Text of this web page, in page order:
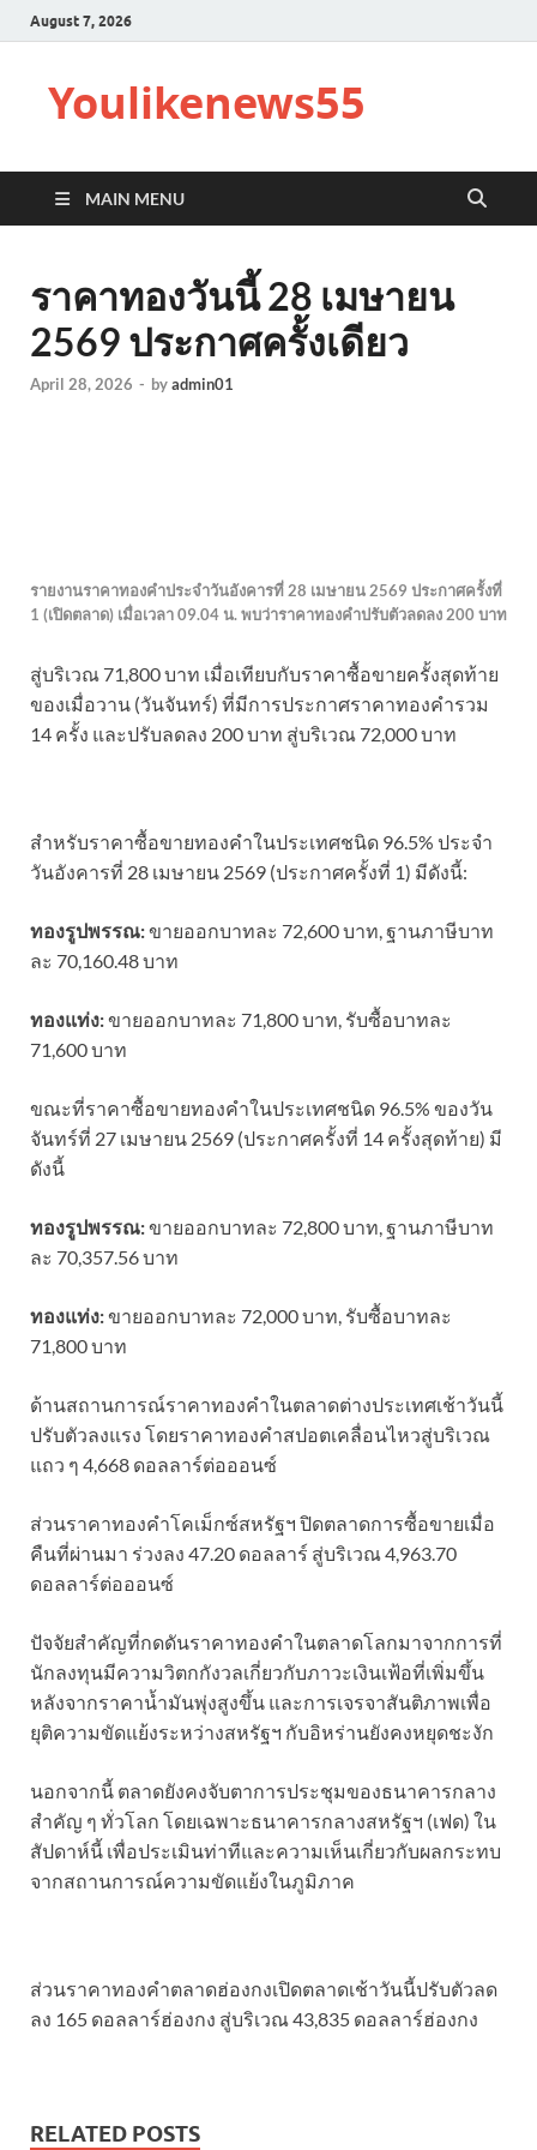
August 7, 2026
Youlikenews55
MAIN MENU
ราคาทองวันนี้ 28 เมษายน
2569 ประกาศครั้งเดียว
April 28, 2026 - byadmin01
รายงานราคาทองคำประจำวันอังคารที่ 28 เมษายน 2569 ประกาศครั้งที่
1 (เปิดตลาด) เมื่อเวลา 09.04 น. พบว่าราคาทองคำปรับตัวลดลง 200 บาท
สู่บริเวณ 71,800 บาท เมื่อเทียบกับราคาซื้อขายครั้งสุดท้าย
ของเมื่อวาน (วันจันทร์) ที่มีการประกาศราคาทองคำรวม
14 ครั้ง และปรับลดลง 200 บาท สู่บริเวณ 72,000 บาท
สำหรับราคาซื้อขายทองคําในประเทศชนิด 96.5% ประจำ
วันอังคารที่ 28 เมษายน 2569 (ประกาศครั้งที่ 1) มีดังนี้:
ทองรูปพรรณ:ขายออกบาทละ 72,600 บาท, ฐานภาษีบาท
ละ 70,160.48 บาท
ทองแท่ง:ขายออกบาทละ 71,800 บาท, รับซื้อบาทละ
71,600 บาท
ขณะที่ราคาซื้อขายทองคําในประเทศชนิด 96.5% ของวัน
จันทร์ที่ 27 เมษายน 2569 (ประกาศครั้งที่ 14 ครั้งสุดท้าย) มี
ดังนี้
ทองรูปพรรณ:ขายออกบาทละ 72,800 บาท, ฐานภาษีบาท
ละ 70,357.56 บาท
ทองแท่ง:ขายออกบาทละ 72,000 บาท, รับซื้อบาทละ
71,800 บาท
ด้านสถานการณ์ราคาทองคำในตลาดต่างประเทศเช้าวันนี้
ปรับตัวลงแรง โดยราคาทองคำสปอตเคลื่อนไหวสู่บริเวณ
แถว ๆ 4,668 ดอลลาร์ต่อออนซ์
ส่วนราคาทองคำโคเม็กซ์สหรัฐฯ ปิดตลาดการซื้อขายเมื่อ
คืนที่ผ่านมา ร่วงลง 47.20 ดอลลาร์ สู่บริเวณ 4,963.70
ดอลลาร์ต่อออนซ์
ปัจจัยสำคัญที่กดดันราคาทองคำในตลาดโลกมาจากการที่
นักลงทุนมีความวิตกกังวลเกี่ยวกับภาวะเงินเฟ้อที่เพิ่มขึ้น
หลังจากราคาน้ำมันพุ่งสูงขึ้น และการเจรจาสันติภาพเพื่อ
ยุติความขัดแย้งระหว่างสหรัฐฯ กับอิหร่านยังคงหยุดชะงัก
นอกจากนี้ ตลาดยังคงจับตาการประชุมของธนาคารกลาง
สำคัญ ๆ ทั่วโลก โดยเฉพาะธนาคารกลางสหรัฐฯ (เฟด) ใน
สัปดาห์นี้ เพื่อประเมินท่าทีและความเห็นเกี่ยวกับผลกระทบ
จากสถานการณ์ความขัดแย้งในภูมิภาค
ส่วนราคาทองคําตลาดฮ่องกงเปิดตลาดเช้าวันนี้ปรับตัวลด
ลง 165 ดอลลาร์ฮ่องกง สู่บริเวณ 43,835 ดอลลาร์ฮ่องกง
RELATED POSTS